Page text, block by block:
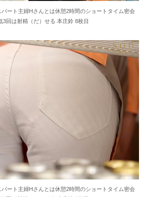
ート主婦Hさんとは休憩2時間のショートタイム密会
3回は射精（だ）せる 本庄鈴 8枚目
ート主婦Hさんとは休憩2時間のショートタイム密会